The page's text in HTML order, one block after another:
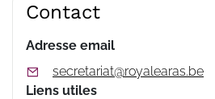
Contact
Adresse email
secretariat@royalearas.be
Liens utiles